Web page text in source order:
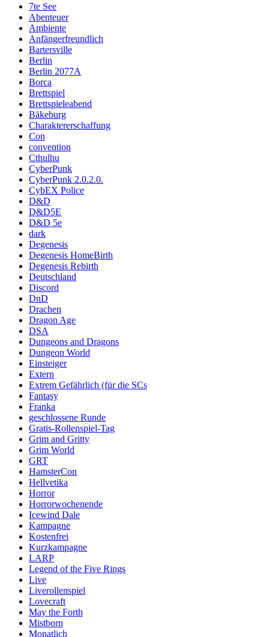
7te See
Abenteuer
Ambiente
Anfängerfreundlich
Bartersville
Berlin
Berlin 2077A
Borca
Brettspiel
Brettspieleabend
Bäkeburg
Charaktererschaffung
Con
convention
Cthulhu
CyberPunk
CyberPunk 2.0.2.0.
CybEX Police
D&D
D&D5E
D&D 5e
dark
Degenesis
Degenesis HomeBirth
Degenesis Rebirth
Deutschland
Discord
DnD
Drachen
Dragon Age
DSA
Dungeons and Dragons
Dungeon World
Einsteiger
Extern
Extrem Gefährlich (für die SCs
Fantasy
Franka
geschlossene Runde
Gratis-Rollenspiel-Tag
Grim and Gritty
Grim World
GRT
HamsterCon
Hellvetika
Horror
Horrorwochenende
Icewind Dale
Kampagne
Kostenfrei
Kurzkampagne
LARP
Legend of the Five Rings
Live
Liverollenspiel
Lovecraft
May the Forth
Mistborn
Monatlich